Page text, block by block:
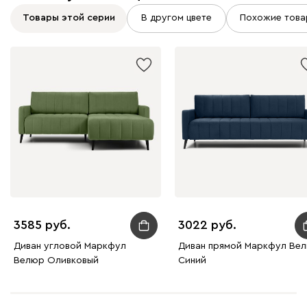
Терра
Дарте
Товары этой серии В другом цвете Похожие
3585
Диван угловой Маркфул
Велюр Оливковый
3022
Диван прямой Маркфул
Синий